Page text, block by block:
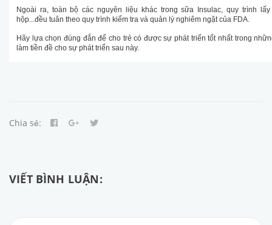
Ngoài ra, toàn bộ các nguyên liệu khác trong sữa Insulac, quy trình
hộp...đều tuân theo quy trình kiểm tra và quản lý nghiêm ngặt của FDA.
Hãy lựa chọn đúng đắn để cho trẻ có được sự phát triển tốt nhất trong
làm tiền đề cho sự phát triển sau này.
Chia sẻ:
VIẾT BÌNH LUẬN: